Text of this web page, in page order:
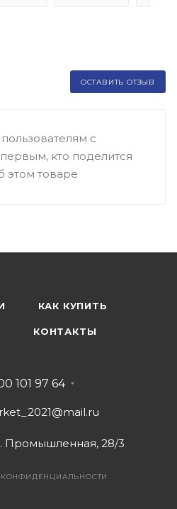
ОСТАВИТЬ ОТЗЫВ
с
кто поделится
этом товаре
КАК КУПИТЬ
КОНТАКТЫ
101 97 64
Промышленная, 28/3